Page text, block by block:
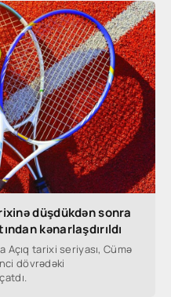
düşdükdən sonra
kənarlaşdırıldı
Açıq tarixi seriyası, Cümə
dövrədəki